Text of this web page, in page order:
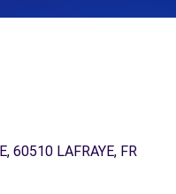
60510 LAFRAYE, FR